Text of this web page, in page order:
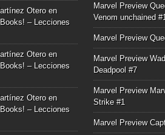
Oteroen
– Lecciones
Oteroen
– Lecciones
Oteroen
– Lecciones
Marvel Preview
Venom unchained #1
Marvel Preview
Marvel Preview
Deadpool #7
Marvel Preview
Strike #1
Marvel Preview